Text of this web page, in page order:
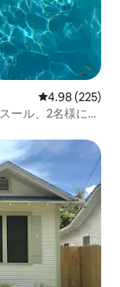
レビュー225
4.98 (225)
ール、2名様に最